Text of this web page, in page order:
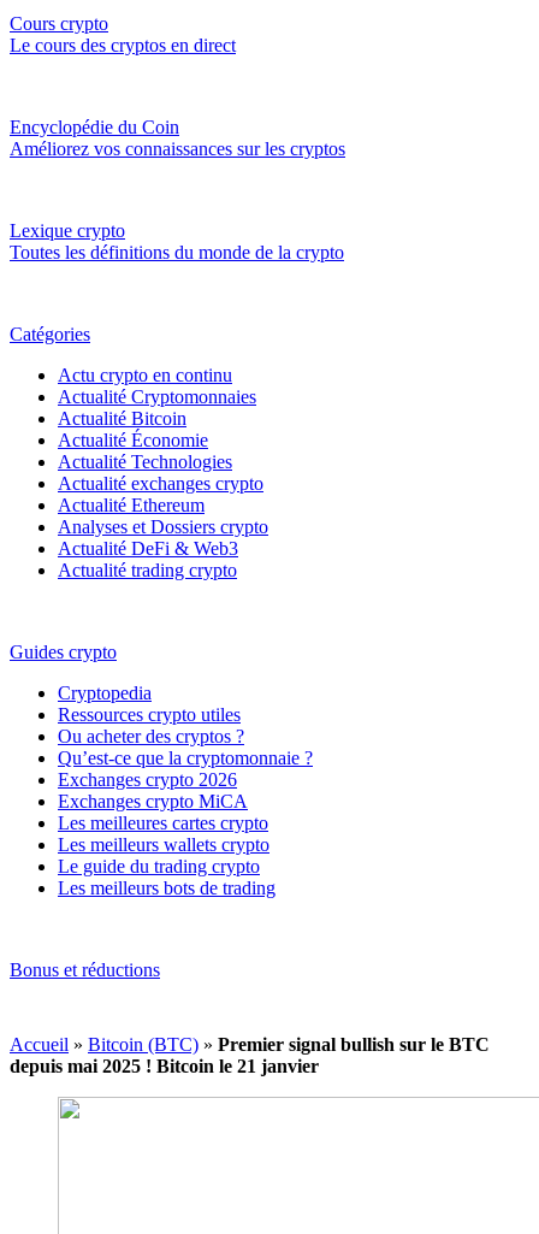
Cours crypto
Le cours des cryptos en direct
Encyclopédie du Coin
Améliorez vos connaissances sur les cryptos
Lexique crypto
Toutes les définitions du monde de la crypto
Catégories
Actu crypto en continu
Actualité Cryptomonnaies
Actualité Bitcoin
Actualité Économie
Actualité Technologies
Actualité exchanges crypto
Actualité Ethereum
Analyses et Dossiers crypto
Actualité DeFi & Web3
Actualité trading crypto
Guides crypto
Cryptopedia
Ressources crypto utiles
Ou acheter des cryptos ?
Qu’est-ce que la cryptomonnaie ?
Exchanges crypto 2026
Exchanges crypto MiCA
Les meilleures cartes crypto
Les meilleurs wallets crypto
Le guide du trading crypto
Les meilleurs bots de trading
Bonus et réductions
Accueil » Bitcoin (BTC) » Premier signal bullish sur le BTC
depuis mai 2025 ! Bitcoin le 21 janvier